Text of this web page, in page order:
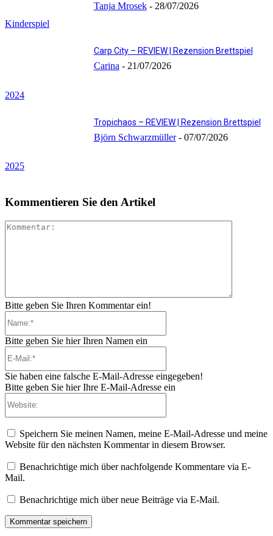
Kinderspiel
Tanja Mrosek - 28/07/2026
2024
Carp City – REVIEW | Rezension Brettspiel
Carina - 21/07/2026
2025
Tropichaos – REVIEW | Rezension Brettspiel
Björn Schwarzmüller - 07/07/2026
Kommentieren Sie den Artikel
Bitte geben Sie Ihren Kommentar ein!
Bitte geben Sie hier Ihren Namen ein
Sie haben eine falsche E-Mail-Adresse eingegeben!
Bitte geben Sie hier Ihre E-Mail-Adresse ein
Speichern Sie meinen Namen, meine E-Mail-Adresse und meine
Website für den nächsten Kommentar in diesem Browser.
Benachrichtige mich über nachfolgende Kommentare via E-
Mail.
Benachrichtige mich über neue Beiträge via E-Mail.